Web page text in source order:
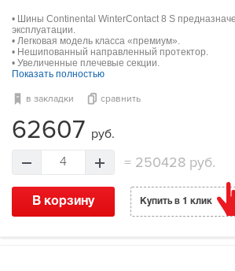
• Шины Continental WinterContact 8 S
эксплуатации.
• Легковая модель класса «премиум».
• Нешипованный направленный протектор.
• Увеличенные плечевые секции.
Показать полностью
в закладки сравнить
62607 руб.
4 =250428 руб.
В корзину Купить в 1 клик